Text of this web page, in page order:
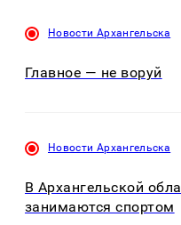
Новости Архангельска
Главное — не воруй
Новости Архангельска
В Архангельской
занимаются спортом